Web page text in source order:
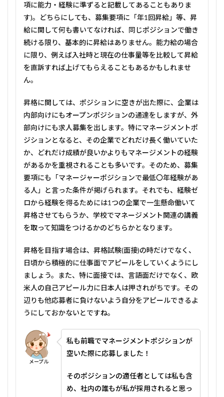
項に能力・経験に準ずると記載してあることもありま
す)。どちらにしても、募集要項に「年1回昇給」等、昇
給に関して何も書いてなければ、同じポジションで働き
続ける限り、基本的に昇給はありません。能力給の場合
に限り、例えば入社時と現在の仕事量等を比較して昇給
を直訴すれば上げてもらえることもあるかもしれませ
ん。
昇格に関しては、ポジションに空きが出た際に、企業は
内部向けにもオープンポジションの通達をしますが、外
部向けにも求人募集を出します。特にマネージメントポ
ジションとなると、その企業でどれだけ長く働いていた
か、どれだけ成績が良いかよりもマネージメントの経験
があるかを重視されることも多いです。そのため、募集
要項にも「マネージャーポジションで最低〇年経験があ
る人」と言った条件が掲げられます。それでも、経験ゼ
ロから経験を得るためには1つの企業で一生懸命働いて
昇格させてもらうか、学校でマネージメント関連の講義
を取って知識をつけるかのどちらかとなります。
昇格を目指す場合は、昇格試験(面接)の時だけでなく、
日頃から積極的に仕事面でアピールをしていくようにし
ましょう。また、特に面接では、言語面だけでなく、欧
米人の自己アピール力に日本人は押されがちです。その
辺りも他応募者に負けないよう自分をアピールできるよ
うにしておかないとですね。
メープル
私も前職でマネージメントポジションが
空いた際に応募しました！
そのポジションの適任者としては私も含
め、社内の誰もが私が採用されると思っ